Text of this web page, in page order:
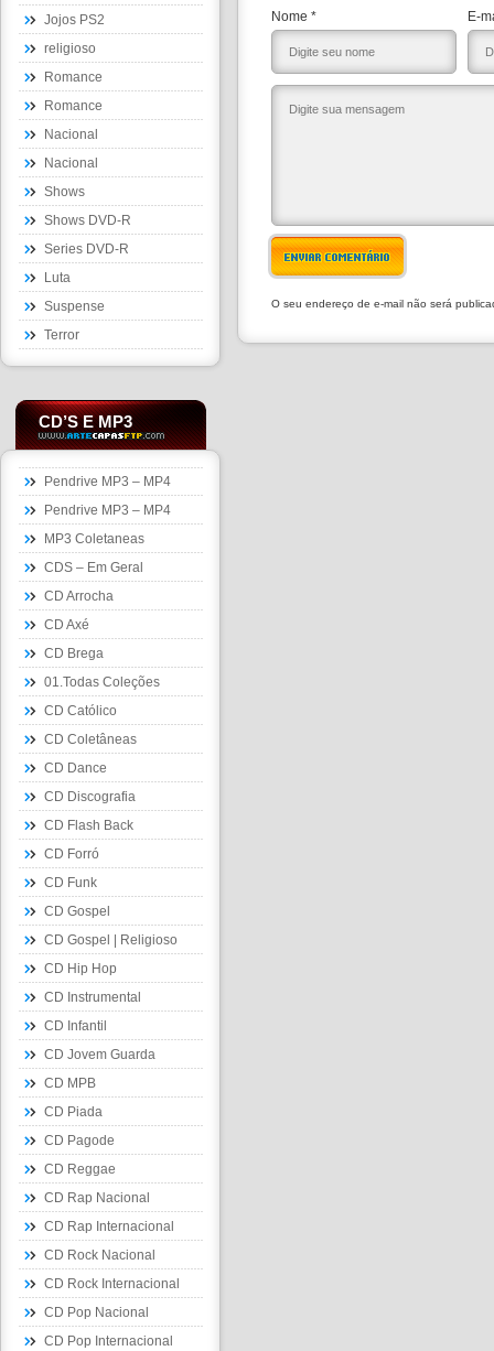
Jojos PS2
religioso
Romance
Romance
Nacional
Nacional
Shows
Shows DVD-R
Series DVD-R
Luta
Suspense
Terror
CD’S E MP3
Pendrive MP3 – MP4
Pendrive MP3 – MP4
MP3 Coletaneas
CDS – Em Geral
CD Arrocha
CD Axé
CD Brega
01.Todas Coleções
CD Católico
CD Coletâneas
CD Dance
CD Discografia
CD Flash Back
CD Forró
CD Funk
CD Gospel
CD Gospel | Religioso
CD Hip Hop
CD Instrumental
CD Infantil
CD Jovem Guarda
CD MPB
CD Piada
CD Pagode
CD Reggae
CD Rap Nacional
CD Rap Internacional
CD Rock Nacional
CD Rock Internacional
CD Pop Nacional
CD Pop Internacional
Nome * E-
ENVIAR COMENTÁRIO
O seu endereço de e-mail não será